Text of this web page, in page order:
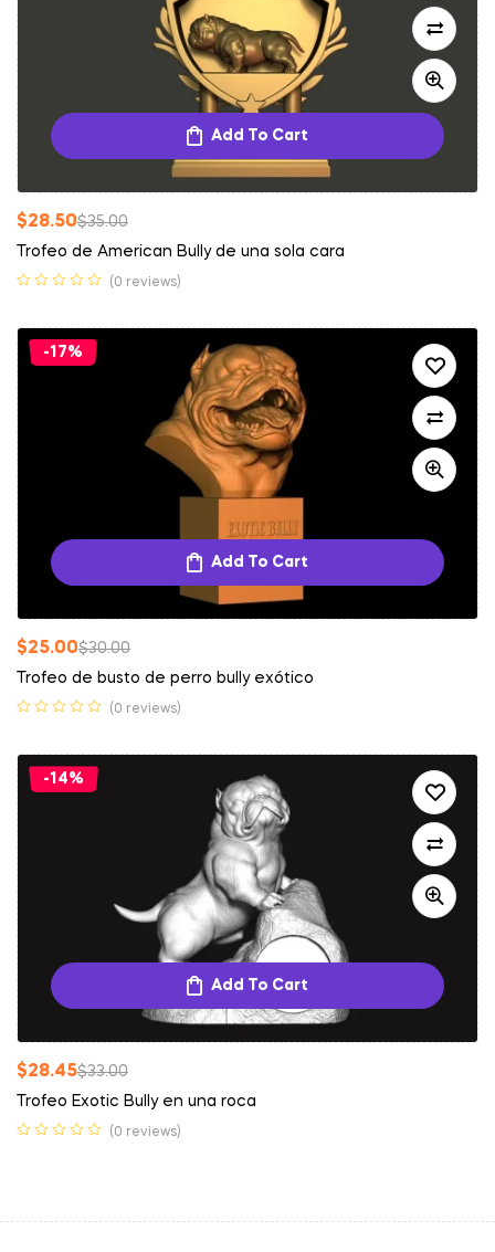
Add To Cart
$35.00
$28.50
Trofeo de American Bully de una sola cara
(0 reviews)
-17%
Add To Cart
$30.00
$25.00
Trofeo de busto de perro bully exótico
(0 reviews)
-14%
Add To Cart
$33.00
$28.45
Trofeo Exotic Bully en una roca
(0 reviews)